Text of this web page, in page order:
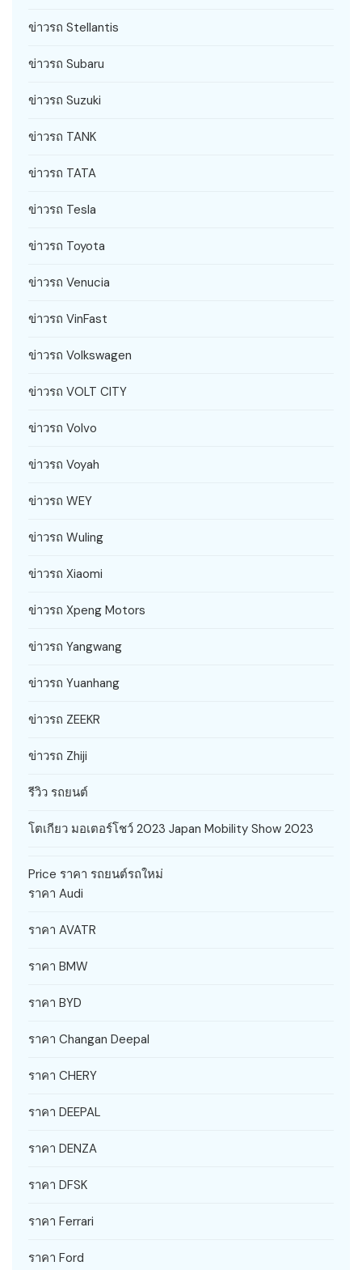
ข่าวรถ Stellantis
ข่าวรถ Subaru
ข่าวรถ Suzuki
ข่าวรถ TANK
ข่าวรถ TATA
ข่าวรถ Tesla
ข่าวรถ Toyota
ข่าวรถ Venucia
ข่าวรถ VinFast
ข่าวรถ Volkswagen
ข่าวรถ VOLT CITY
ข่าวรถ Volvo
ข่าวรถ Voyah
ข่าวรถ WEY
ข่าวรถ Wuling
ข่าวรถ Xiaomi
ข่าวรถ Xpeng Motors
ข่าวรถ Yangwang
ข่าวรถ Yuanhang
ข่าวรถ ZEEKR
ข่าวรถ Zhiji
รีวิว รถยนต์
โตเกียว มอเตอร์โชว์ 2023 Japan Mobility Show 2023
Price ราคา รถยนต์รถใหม่
ราคา Audi
ราคา AVATR
ราคา BMW
ราคา BYD
ราคา Changan Deepal
ราคา CHERY
ราคา DEEPAL
ราคา DENZA
ราคา DFSK
ราคา Ferrari
ราคา Ford